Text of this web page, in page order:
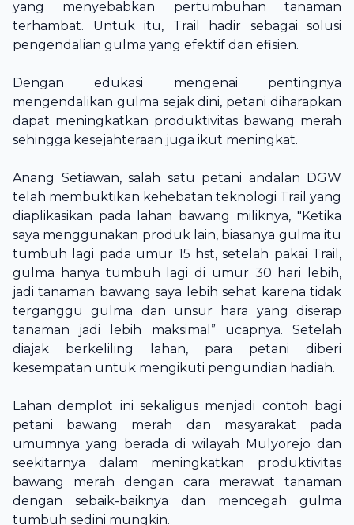
yang menyebabkan pertumbuhan tanaman
terhambat. Untuk itu, Trail hadir sebagai solusi
pengendalian gulma yang efektif dan efisien.
Dengan edukasi mengenai pentingnya
mengendalikan gulma sejak dini, petani diharapkan
dapat meningkatkan produktivitas bawang merah
sehingga kesejahteraan juga ikut meningkat.
Anang Setiawan, salah satu petani andalan DGW
telah membuktikan kehebatan teknologi Trail yang
diaplikasikan pada lahan bawang miliknya, "Ketika
saya menggunakan produk lain, biasanya gulma itu
tumbuh lagi pada umur 15 hst, setelah pakai Trail,
gulma hanya tumbuh lagi di umur 30 hari lebih,
jadi tanaman bawang saya lebih sehat karena tidak
terganggu gulma dan unsur hara yang diserap
tanaman jadi lebih maksimal”ucapnya. Setelah
diajak berkeliling lahan, para petani diberi
kesempatan untuk mengikuti pengundian hadiah.
Lahan demplot ini sekaligus menjadi contoh bagi
petani bawang merah dan masyarakat pada
umumnya yang berada di wilayah Mulyorejo dan
seekitarnya dalam meningkatkan produktivitas
bawang merah dengan cara merawat tanaman
dengan sebaik-baiknya dan mencegah gulma
tumbuh sedini mungkin.